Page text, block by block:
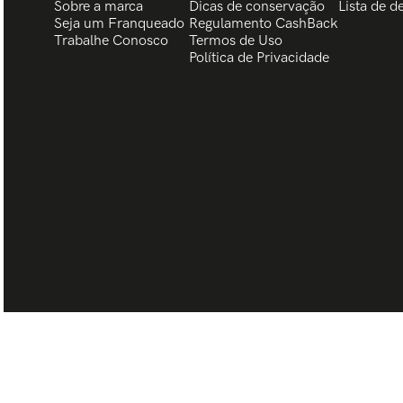
Sobre a marca
Seja um Franqueado
Trabalhe Conosco
Dicas de conservação
Regulamento CashBack
Termos de Uso
Política de Privacidade
Lista de